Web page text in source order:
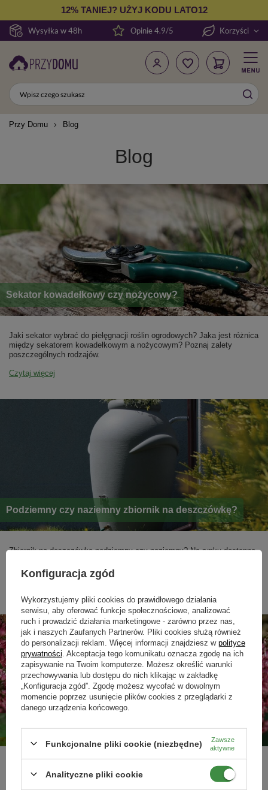
Wysyłka w 48h
12% TANIEJ? UŻYJ KODU LATO12
Opinie 4.9/5 Korzyści
Przy Domu Blog
Blog
Sekator kowadełkowy czy nożycowy?
Jaki sekator wybrać do pielęgnacji roślin ogrodowych? Jaka jest różnica
między sekatorem kowadełkowym a nożycowym? Poznaj zalety
poszczególnych rodzajów.
Czytaj więcej
Podziemny czy naziemny zbiornik na deszczówkę?
Zbiornik na deszczówkę podziemny czy naziemny? Na rynku dostępne
pojemności, kształcie. Sprawdź zalety poszczególnych rozwiązań.
Wrzosowisko jest ozdobą ogrodu nie tylko jesienią. Piękna kompozycja
wrzosów i wrzośców może cieszyć oko cały rok. Jak założyć
wrzosowisko? Kiedy i jak je pielęgnować? Zapraszamy do lektury.
Konfiguracja zgód
Wykorzystujemy pliki cookies do prawidłowego działania
serwisu, aby oferować funkcje społecznościowe, analizować
ruch i prowadzić działania marketingowe - zarówno przez nas,
jak i naszych Zaufanych Partnerów. Pliki cookies służą również
do personalizacji reklam. Więcej informacji znajdziesz w polityce
prywatności . Akceptacja tego komunikatu oznacza zgodę na ich
zapisywanie na Twoim komputerze. Możesz określić warunki
przechowywania lub dostępu do nich klikając w zakładkę
„Konfiguracja zgód”. Zgodę możesz wycofać w dowolnym
momencie poprzez usunięcie plików cookies z przeglądarki z
danego urządzenia końcowego.
Funkcjonalne pliki cookie (niezbędne)
Zawsze
aktywne
Analityczne pliki cookie